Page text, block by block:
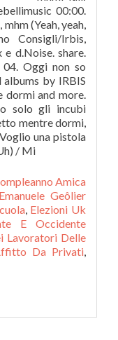
Amica
Emanuele Geôlier
, Elezioni Uk
E Occidente
Lavoratori Delle
Da Privati,